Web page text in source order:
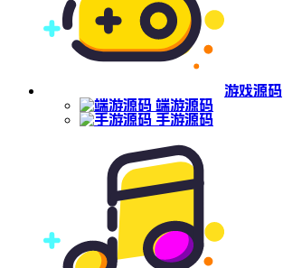
游戏源码
端游源码
手游源码